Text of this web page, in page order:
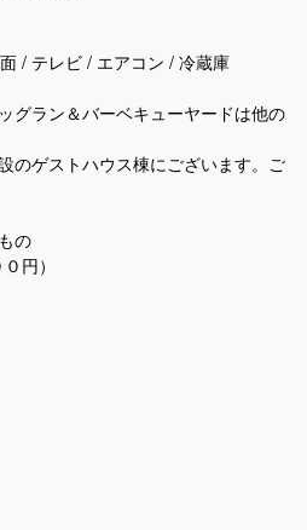
/ テレビ / エアコン / 冷蔵庫
グラン＆バーベキューヤードは他の
のゲストハウス棟にございます。ご
の
円）